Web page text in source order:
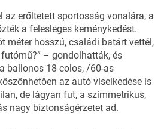
az erőltetett sportosság vonalára, a
a felesleges keménykedést.
méter hosszú, családi batárt vettél,
– gondolhatták, és
ballonos 18 colos, /60-as
az autó viselkedése is
de lágyan fut, a szimmetrikus,
nagy biztonságérzetet ad.